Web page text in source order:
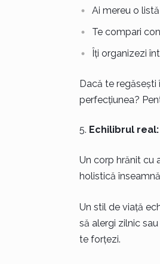
Ai mereu o
Te compari
Îți organizezi
Dacă te
perfecțiunea?
Echilibrul
Un corp hrănit cu
holistică
Un stil de viață
să alergi zilnic
te forțezi.